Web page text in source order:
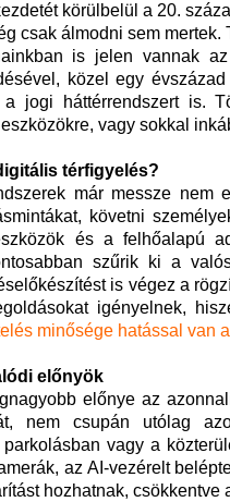
körülbelül a 20.
csak álmodni sem
is jelen vannak
közel egy
jogi háttérrendszert is.
vagy sokkal
térfigyelés?
már messze nem
követni
és a felhőalapú
szűrik ki a
is végez a
igényelnek,
minősége hatással van
előnyök
előnye az
nem csupán utólag
vagy a
az AI-vezérelt
hozhatnak,